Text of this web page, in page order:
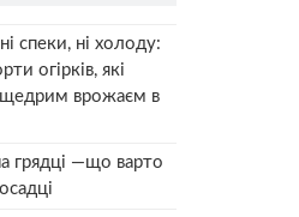
спеки, ні холоду:
огірків, які
врожаєм в
грядці —що варто